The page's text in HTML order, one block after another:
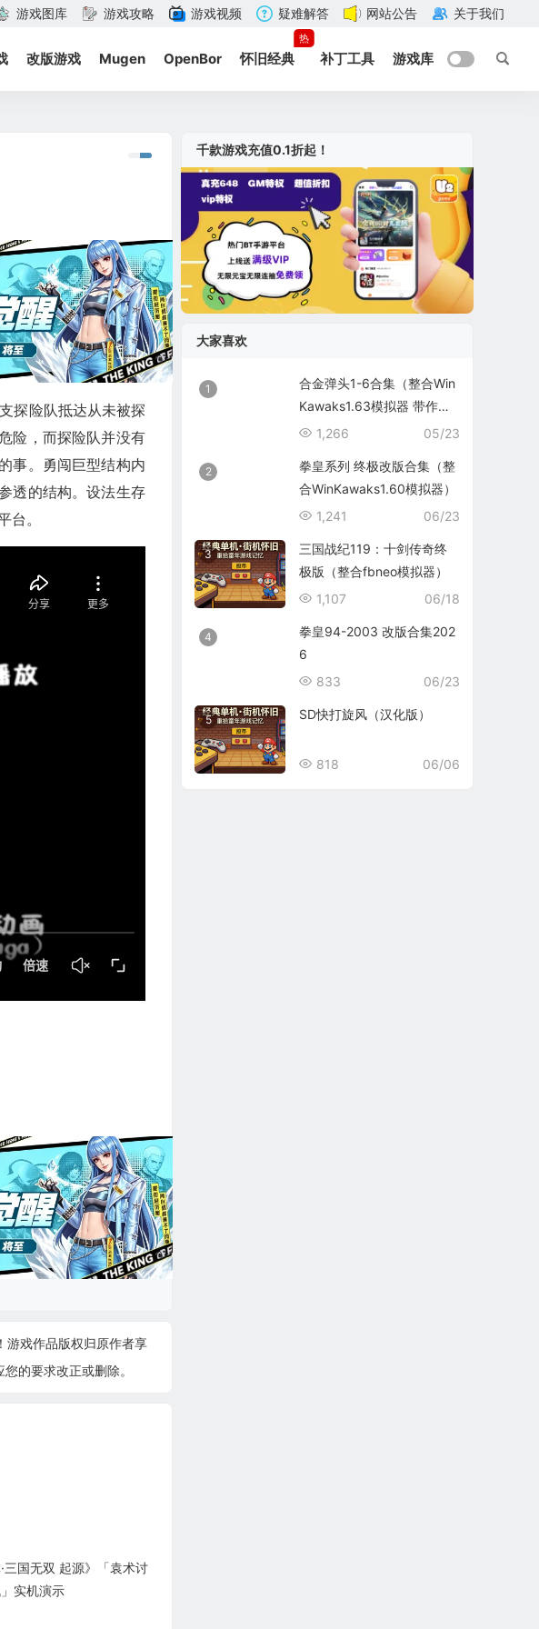
游戏图库 游戏攻略 游戏视频 疑难解答 网站公告 关于我们
改版游戏 Mugen OpenBor 怀旧经典
热
补丁工具 游戏库
探险队抵达从未被探
险，而探险队并没有
事。勇闯巨型结构内
透的结构。设法生存
。
游戏作品版权归原作者享
的要求改正或删除。
·三国无双 起源》「袁术讨
实机演示
千款游戏充值0.1折起！
大家喜欢
1
合金弹头1-6合集（整合Win
Kawaks1.63模拟器 带作弊
码）
05/23
1,266
2
拳皇系列 终极改版合集（整
合WinKawaks1.60模拟器）
06/23
1,241
3
三国战纪119：十剑传奇终
极版（整合fbneo模拟器）
06/18
1,107
4
拳皇94-2003 改版合集202
6
06/23
833
5 SD快打旋风（汉化版）
06/06
818